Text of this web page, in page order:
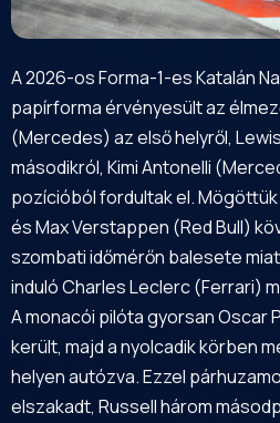
A 2026-os Forma-1-es Katalán
papírforma érvényesült az
(Mercedes) az első helyről,
másodikról, Kimi Antonelli
pozícióból fordultak el.
és Max Verstappen (Red Bull)
szombati időmérőn balesete
induló Charles Leclerc (Ferrari)
A monacói pilóta gyorsan Oscar
került, majd a nyolcadik körben
helyen autózva. Ezzel
elszakadt, Russell három